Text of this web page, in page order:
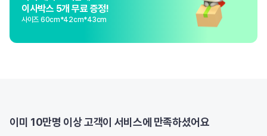
이사박스 5개 무료 증정!
사이즈 60cm*42cm*43cm
이미 10만명 이상 고객이 서비스에 만족하셨어요